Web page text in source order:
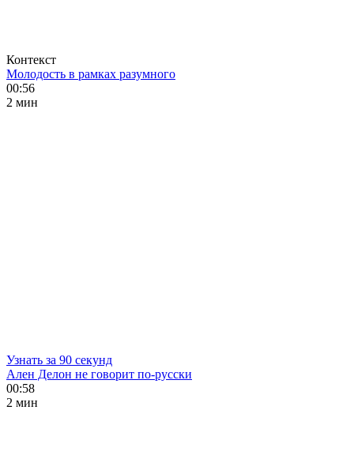
Контекст
Молодость в рамках разумного
00:56
2 мин
Узнать за 90 секунд
Ален Делон не говорит по-русски
00:58
2 мин